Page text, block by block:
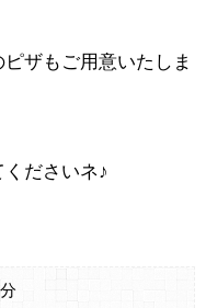
ザもご用意いたしま
ださいネ♪